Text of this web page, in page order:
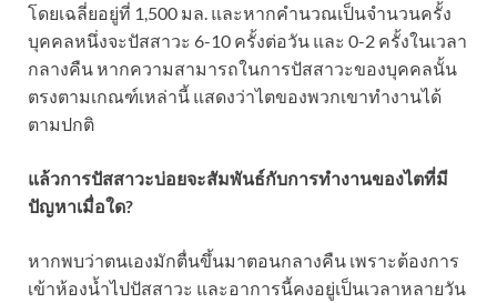
โดยเฉลี่ยอยู่ที่ 1,500 มล. และหากคำนวณเป็นจำนวนครั้ง
บุคคลหนึ่งจะปัสสาวะ 6-10 ครั้งต่อวัน และ 0-2 ครั้งในเวลา
กลางคืน หากความสามารถในการปัสสาวะของบุคคลนั้น
ตรงตามเกณฑ์เหล่านี้ แสดงว่าไตของพวกเขาทำงานได้
ตามปกติ
แล้วการปัสสาวะบ่อยจะสัมพันธ์กับการทำงานของไตที่มี
ปัญหาเมื่อใด?
หากพบว่าตนเองมักตื่นขึ้นมาตอนกลางคืน เพราะต้องการ
เข้าห้องน้ำไปปัสสาวะ และอาการนี้คงอยู่เป็นเวลาหลายวัน